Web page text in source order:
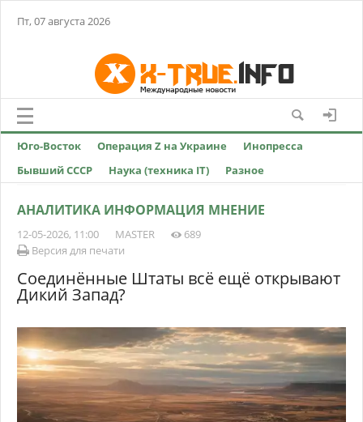
Пт, 07 августа 2026
Юго-Восток Операция Z на Украине
Инопресса
Бывший СССР
Наука (техника IT) Разное
АНАЛИТИКА ИНФОРМАЦИЯ МНЕНИЕ
12-05-2026, 11:00 MASTER
689
Версия для печати
Соединённые Штаты всё ещё открывают
Дикий Запад?